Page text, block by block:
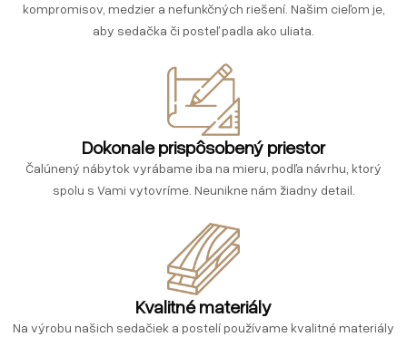
kompromisov, medzier a nefunkčných riešení. Našim cieľom je,
aby sedačka či posteľ padla ako uliata.
Dokonale prispôsobený priestor
Čalúnený nábytok vyrábame iba na mieru, podľa návrhu, ktorý
spolu s Vami vytovríme. Neunikne nám žiadny detail.
Kvalitné materiály
Na výrobu našich sedačiek a postelí používame kvalitné materiály